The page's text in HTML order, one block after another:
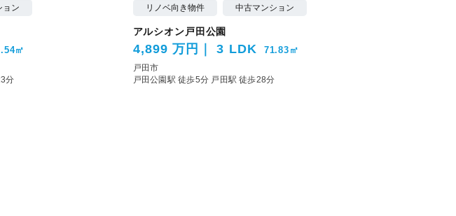
ョン
㎡
分
リノベ向き物件 中古マンション
アルシオン戸田公園
4,899 万円 3 LDK 71.83㎡
戸田市
戸田公園駅 徒歩5分 戸田駅 徒歩28分